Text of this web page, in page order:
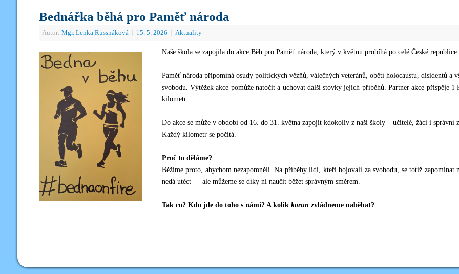
Bednářka běhá pro Paměť národa
Autor: Mgr. Lenka Russnáková 15. 5. 2026 Aktuality
Naše škola se zapojila do akce Běh pro Paměť národa, který v květnu probíhá po celé České republice.
Paměť národa připomíná osudy politických vězňů, válečných veteránů, obětí holocaustu, disidentů a
svobodu. Výtěžek akce pomůže natočit a uchovat další stovky jejich příběhů. Partner akce přispěje 1
kilometr.
Do akce se může v období od 16. do 31. května zapojit kdokoliv z naší školy – učitelé, žáci i správní
Každý kilometr se počítá.
Proč to děláme?
Běžíme proto, abychom nezapomněli. Na příběhy lidí, kteří bojovali za svobodu, se totiž zapomínat
nedá utéct — ale můžeme se díky ní naučit běžet správným směrem.
Tak co? Kdo jde do toho s námi? A kolik korun zvládneme naběhat?